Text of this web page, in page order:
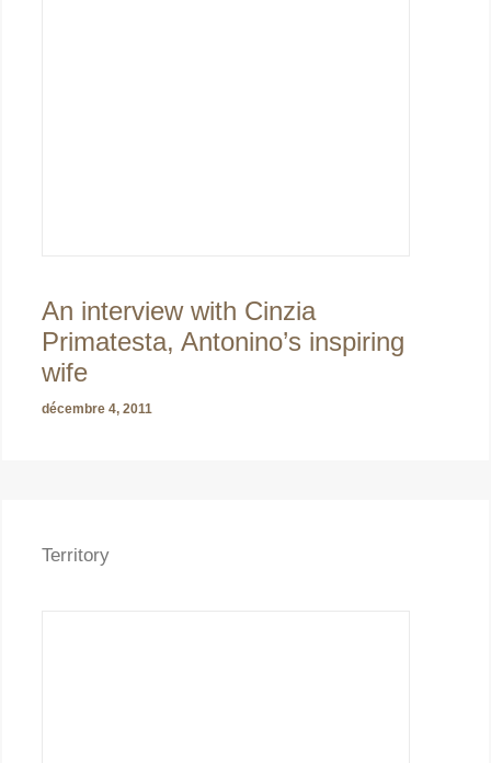
An interview with Cinzia
Primatesta, Antonino’s inspiring
wife
décembre 4, 2011
Territory